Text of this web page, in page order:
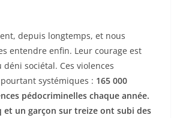
depuis longtemps, et nous
entendre enfin. Leur courage est
déni sociétal. Ces violences
systémiques : 165 000
pédocriminelles chaque année.
et un garçon sur treize ont subi des